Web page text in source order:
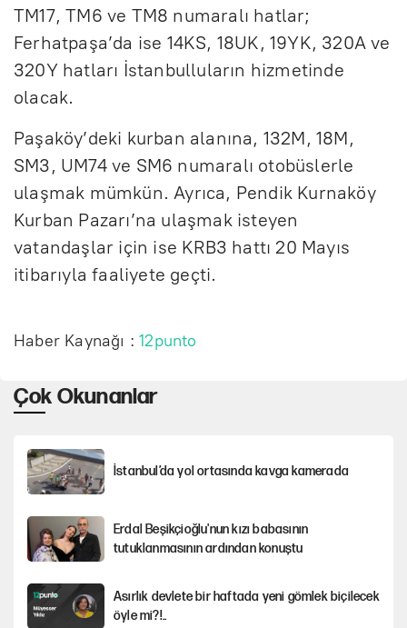
TM17, TM6 ve TM8 numaralı hatlar;
Ferhatpaşa’da ise 14KS, 18UK, 19YK, 320A ve
320Y hatları İstanbulluların hizmetinde
olacak.
Paşaköy’deki kurban alanına, 132M, 18M,
SM3, UM74 ve SM6 numaralı otobüslerle
ulaşmak mümkün. Ayrıca, Pendik Kurnaköy
Kurban Pazarı’na ulaşmak isteyen
vatandaşlar için ise KRB3 hattı 20 Mayıs
itibarıyla faaliyete geçti.
Haber Kaynağı :12punto
Çok Okunanlar
İstanbul’da yol ortasında kavga kamerada
Erdal Beşikçioğlu'nun kızı babasının
tutuklanmasının ardından konuştu
Asırlık devlete bir haftada yeni gömlek biçilecek
öyle mi?!..